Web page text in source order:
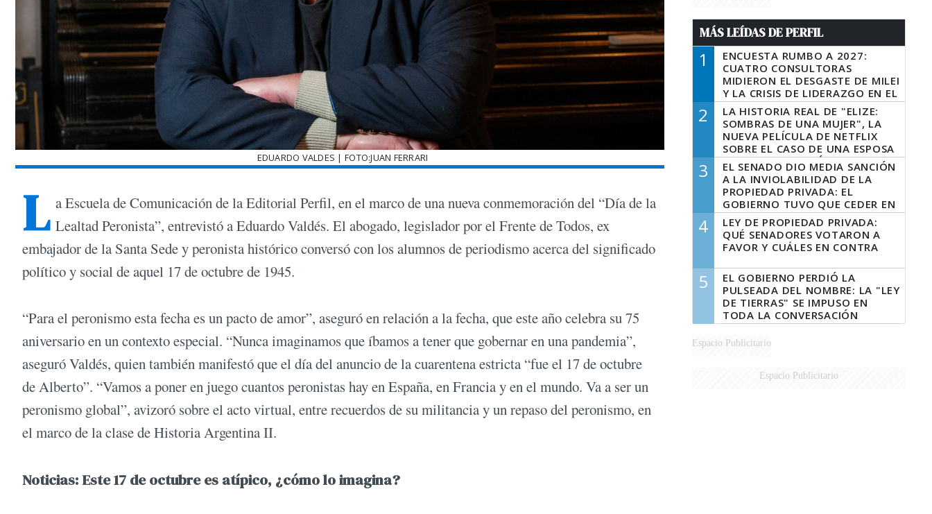
EDUARDO VALDES | FOTO:JUAN FERRARI
L a Escuela de Comunicación de la Editorial Perfil, en el marco de una nueva conmemoración del “Día de la
Lealtad Peronista”, entrevistó a Eduardo Valdés. El abogado, legislador por el Frente de Todos, ex
embajador de la Santa Sede y peronista histórico conversó con los alumnos de periodismo acerca del significado
político y social de aquel 17 de octubre de 1945.
“Para el peronismo esta fecha es un pacto de amor”, aseguró en relación a la fecha, que este año celebra su 75
aniversario en un contexto especial. “Nunca imaginamos que íbamos a tener que gobernar en una pandemia”,
aseguró Valdés, quien también manifestó que el día del anuncio de la cuarentena estricta “fue el 17 de octubre
de Alberto”. “Vamos a poner en juego cuantos peronistas hay en España, en Francia y en el mundo. Va a ser un
peronismo global”, avizoró sobre el acto virtual, entre recuerdos de su militancia y un repaso del peronismo, en
el marco de la clase de Historia Argentina II.
Noticias: Este 17 de octubre es atípico, ¿cómo lo imagina?
MÁS LEÍDAS DE PERFIL
1
ENCUESTA RUMBO A 2027:
CUATRO CONSULTORAS
MIDIERON EL DESGASTE DE MILEI
Y LA CRISIS DE LIDERAZGO EN EL
PERONISMO
2
LA HISTORIA REAL DE "ELIZE:
SOMBRAS DE UNA MUJER", LA
NUEVA PELÍCULA DE NETFLIX
SOBRE EL CASO DE UNA ESPOSA
QUE DESCUARTIZÓ A SU
MARIDO
3
EL SENADO DIO MEDIA SANCIÓN
A LA INVIOLABILIDAD DE LA
PROPIEDAD PRIVADA: EL
GOBIERNO TUVO QUE CEDER EN
LA LEY DEL MANEJO DEL FUEGO
4
LEY DE PROPIEDAD PRIVADA:
QUÉ SENADORES VOTARON A
FAVOR Y CUÁLES EN CONTRA
5
EL GOBIERNO PERDIÓ LA
PULSEADA DEL NOMBRE: LA "LEY
DE TIERRAS" SE IMPUSO EN
TODA LA CONVERSACIÓN
DIGITAL
Espacio Publicitario
Espacio Publicitario